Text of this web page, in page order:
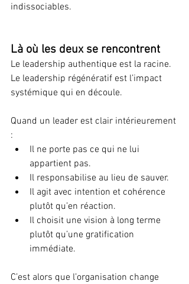
indissociables.
Là où les deux se rencontrent
Le leadership authentique est la racine.
Le leadership régénératif est l’impact
systémique qui en découle.
Quand un leader est clair intérieurement
:
Il ne porte pas ce qui ne lui
appartient pas.
Il responsabilise au lieu de sauver.
Il agit avec intention et cohérence
plutôt qu’en réaction.
Il choisit une vision à long terme
plutôt qu’une gratification
immédiate.
C’est alors que l’organisation change